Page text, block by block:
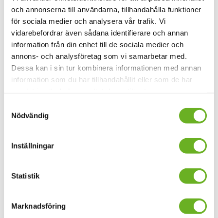
och annonserna till användarna, tillhandahålla funktioner
för sociala medier och analysera vår trafik. Vi
vidarebefordrar även sådana identifierare och annan
information från din enhet till de sociala medier och
annons- och analysföretag som vi samarbetar med.
Dessa kan i sin tur kombinera informationen med annan
information som du har tillhandahållit eller som de har
Nödvändig
Inställningar
Statistik
Marknadsföring
Ansökningsperiod :16 februari 2026–16 mars 2026
Cirkusdisciplin: Kinesisk påle
Cirkusdisciplin: Lina
Studieperiod
Cirkusdisciplin: Lina
Handstående, specialisering 2
7,5 hp